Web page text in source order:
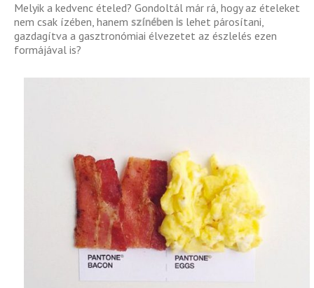
Melyik a kedvenc ételed? Gondoltál már rá, hogy az ételeket
nem csak ízében, hanem színében is lehet párosítani,
gazdagítva a gasztronómiai élvezetet az észlelés ezen
formájával is?